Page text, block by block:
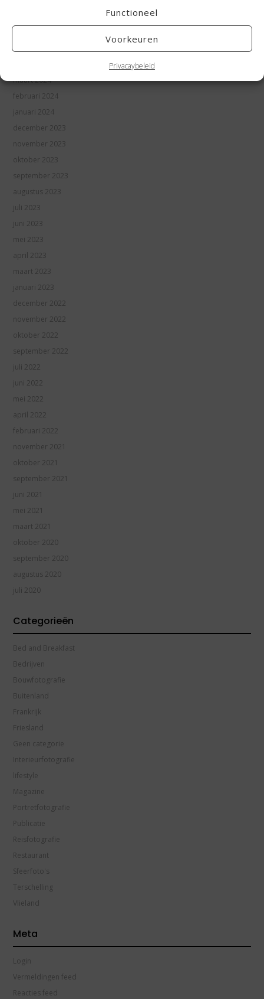
Functioneel
Voorkeuren
Privacaybeleid
mei 2024
maart 2024
februari 2024
januari 2024
december 2023
november 2023
oktober 2023
september 2023
augustus 2023
juli 2023
juni 2023
mei 2023
april 2023
maart 2023
januari 2023
december 2022
november 2022
oktober 2022
september 2022
juli 2022
juni 2022
mei 2022
april 2022
februari 2022
november 2021
oktober 2021
september 2021
juni 2021
mei 2021
maart 2021
oktober 2020
september 2020
augustus 2020
juli 2020
Categorieën
Bed and Breakfast
Bedrijven
Bouwfotografie
Buitenland
Frankrijk
Friesland
Geen categorie
Interieurfotografie
lifestyle
Magazine
Portretfotografie
Publicatie
Reisfotografie
Restaurant
Sfeerfoto's
Terschelling
Vlieland
Meta
Login
Vermeldingen feed
Reacties feed